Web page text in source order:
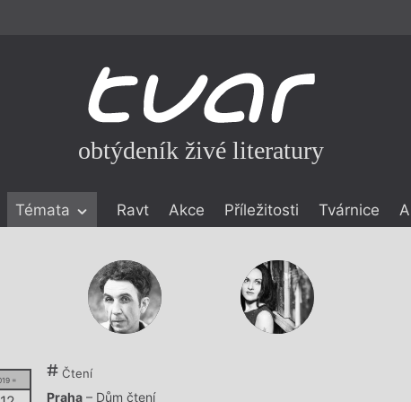
obtýdeník živé literatury
Témata Ravt Akce Příležitosti Tvárnice
= Čtení
Praha – Dům čtení